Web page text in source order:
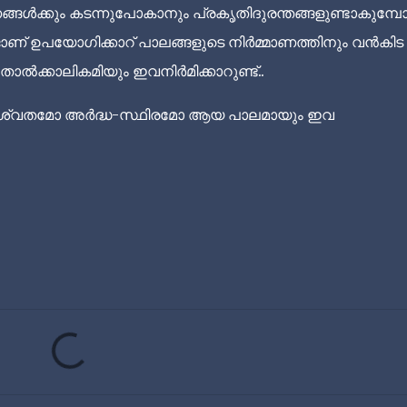
കടന്നുപോകാനും
ഉപയോഗിക്കാറ് പാലങ്ങളുടെ നിർമ്മാണത്തിനും വൻകിട
ഇവനിർമിക്കാറുണ്ട്..
അർദ്ധ-സ്ഥിരമോ ആയ പാലമായും ഇവ